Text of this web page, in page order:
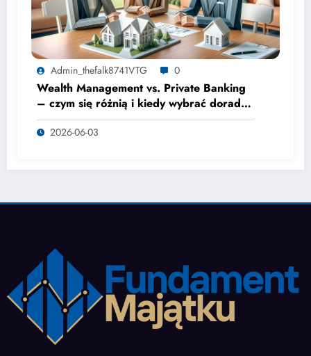
Admin_thefalk8741VTG 0
Wealth Management vs. Private Banking
– czym się różnią i kiedy wybrać doradcę
majątkowego?
2026-06-03